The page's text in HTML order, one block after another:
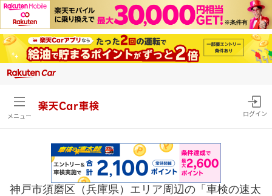
メニュー
楽天Car車検
ログイン
神戸市須磨区（兵庫県）エリア周辺の「車検の速太